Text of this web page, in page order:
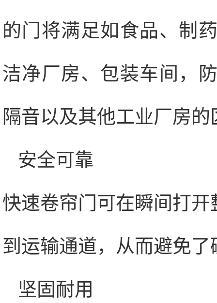
的门将满足如食品、制
洁净厂房、包装车间，
隔音以及其他工业厂房的
安全可靠
快速卷帘门可在瞬间打
到运输通道，从而避免
坚固耐用